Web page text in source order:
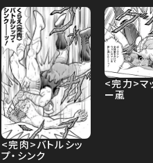
<完肉>バトルシッ
プ・シンク
<完力>マ
ー颪